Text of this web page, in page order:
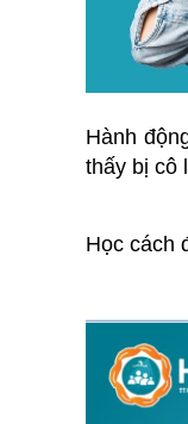
Hành
thấy bị cô
Học cách